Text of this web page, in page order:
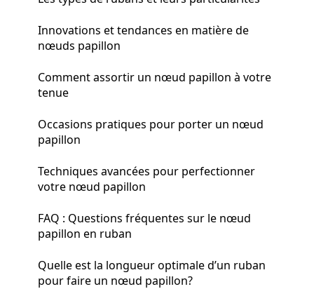
Innovations et tendances en matière de
nœuds papillon
Comment assortir un nœud papillon à votre
tenue
Occasions pratiques pour porter un nœud
papillon
Techniques avancées pour perfectionner
votre nœud papillon
FAQ : Questions fréquentes sur le nœud
papillon en ruban
Quelle est la longueur optimale d’un ruban
pour faire un nœud papillon?